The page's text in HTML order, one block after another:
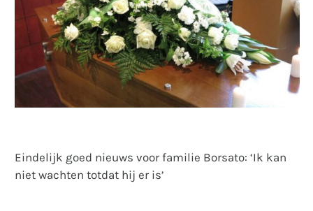
Eindelijk goed nieuws voor familie Borsato: ‘Ik kan
niet wachten totdat hij er is’